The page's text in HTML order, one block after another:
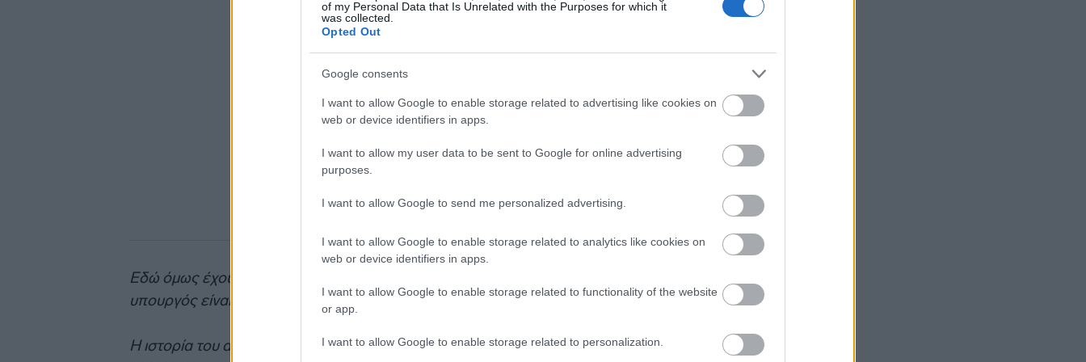
of my Personal Data that Is Unrelated with the Purposes for which it
was collected.
Opted Out
Google consents
I want to allow Google to enable storage related to advertising like cookies on
web or device identifiers in apps.
I want to allow my user data to be sent to Google for online advertising
purposes.
I want to allow Google to send me personalized advertising.
I want to allow Google to enable storage related to analytics like cookies on
web or device identifiers in apps.
I want to allow Google to enable storage related to functionality of the website
or app.
I want to allow Google to enable storage related to personalization.
Εδώ όμως έχουμε να κάνουμε με το καθεστώς Μητσοτάκη στο οποίο
υπουργός είναι ο Άδωνις Γεωργιάδης.
Η ιστορία του αμαρτωλού ΚΕΕΛΠΝΟ είναι ένα άλλο τεράστιο σκάνδαλο της
αβοκάντο του Μεξικού
Wall Street: «Ξεφούσκωσε» το ράλι
αλλά το ρεκόρ ήρθε για τον Dow
Οι ΥΠΕΞ ΗΠΑ και Βρετανίας συζήτησαν
Ουκρανίας
O Mr. Big Short πάει κόντρα στο ράλι:
Προειδοποιεί για κραχ αντίστοιχο του
1987
του υπουργείου Δικαιοσύνης για
πρόσβαση στους φακέλους Έπστιν
Λιθουανία: Εντοπίστηκε σήραγγα κάτω
από τον συνοριακό φράχτη με τη